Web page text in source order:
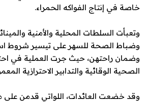
في إنتاج الفواكه الحمراء.
السلطات المحلية والأمنية
الصحة للسهر على تيسير شروط
راحتهن، حيث جرت العملية في احترام
الوقائية والتدابير الاحترازية المعمول
خضعت العائدات، اللواتي قدمن على